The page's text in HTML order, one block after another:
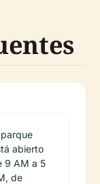
parque
abierto
9 AM a 5
de